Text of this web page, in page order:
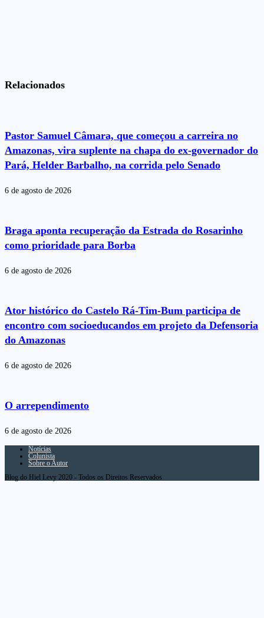
Relacionados
Pastor Samuel Câmara, que começou a carreira no
Amazonas, vira suplente na chapa do ex-governador do
Pará, Helder Barbalho, na corrida pelo Senado
6 de agosto de 2026
Braga aponta recuperação da Estrada do Rosarinho
como prioridade para Borba
6 de agosto de 2026
Ator histórico do Castelo Rá-Tim-Bum participa de
encontro com socioeducandos em projeto da Defensoria
do Amazonas
6 de agosto de 2026
O arrependimento
6 de agosto de 2026
Notícias
Colunista
Sobre o Autor
Blog do Hiel Levy 2020 - Todos os Direitos Reservados